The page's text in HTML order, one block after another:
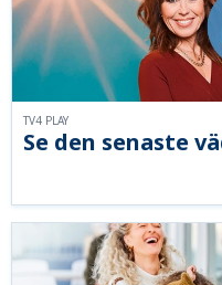
Se den senaste
TV4 PLAY